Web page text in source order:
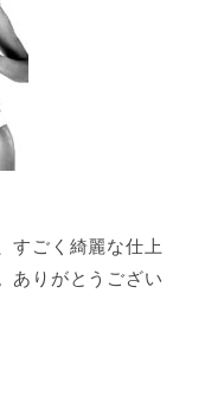
すごく綺麗な仕上
ありがとうござい